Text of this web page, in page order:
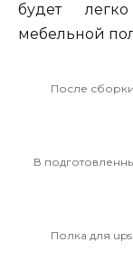
будет
мебельной
После
В
Полка для